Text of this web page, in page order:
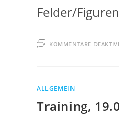
Felder/
KOMMENTARE
ALLGEMEIN
Training,